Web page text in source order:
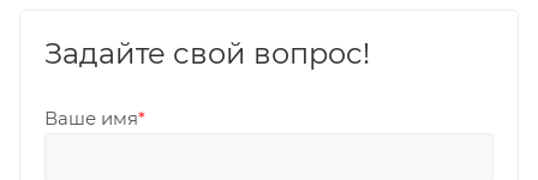
Задайте свой вопрос!
Ваше имя*